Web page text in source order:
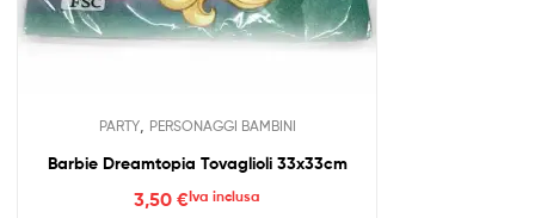
PARTY, PERSONAGGI BAMBINI
Barbie Dreamtopia Tovaglioli 33x33cm
3,50 €Iva inclusa